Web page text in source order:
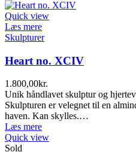
Quick view
Læs mere
Skulpturer
Heart no. XCIV
1.800,00kr.
Unik håndlavet skulptur og
Skulpturen er velegnet til en
haven. Kan skylles.…
Læs mere
Quick view
Sold